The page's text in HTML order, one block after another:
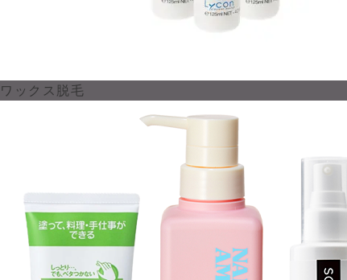
ワックス脱毛